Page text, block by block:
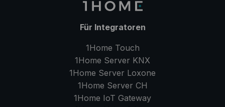
Für Integratoren
1Home Touch
1Home Server KNX
1Home Server Loxone
1Home Server CH
1Home IoT Gateway